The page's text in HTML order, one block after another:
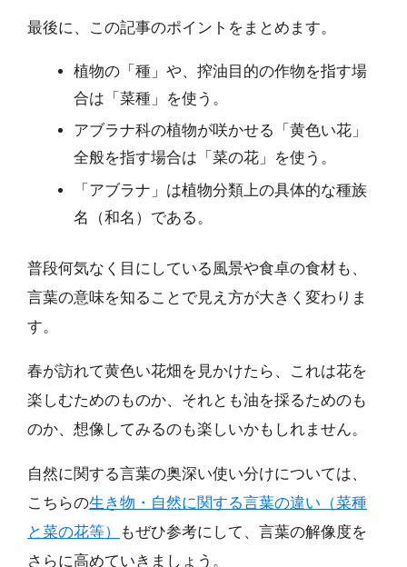
最後に、この記事のポイントをまとめます。
植物の「種」や、搾油目的の作物を指す場
合は「菜種」を使う。
アブラナ科の植物が咲かせる「黄色い花」
全般を指す場合は「菜の花」を使う。
「アブラナ」は植物分類上の具体的な種族
名（和名）である。
普段何気なく目にしている風景や食卓の食材も、
言葉の意味を知ることで見え方が大きく変わりま
す。
春が訪れて黄色い花畑を見かけたら、これは花を
楽しむためのものか、それとも油を採るためのも
のか、想像してみるのも楽しいかもしれません。
自然に関する言葉の奥深い使い分けについては、
こちらの生き物・自然に関する言葉の違い（菜種
と菜の花等）
もぜひ参考にして、言葉の解像度を
さらに高めていきましょう。